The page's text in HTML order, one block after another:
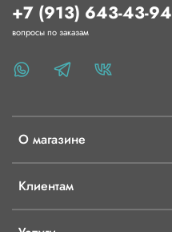
О магазине
Клиентам
+7 (913) 643-43-94
вопросы по заказам